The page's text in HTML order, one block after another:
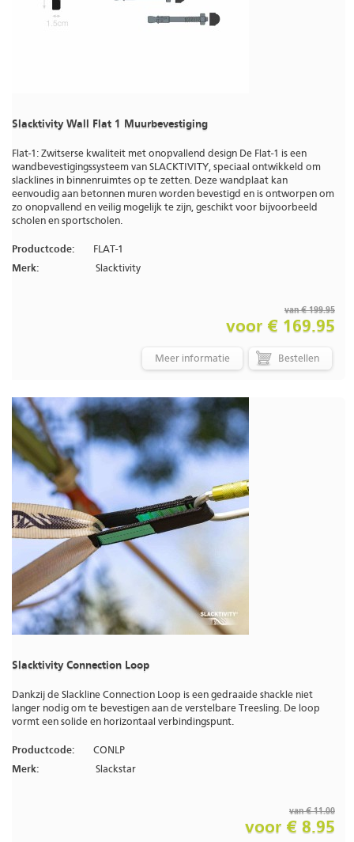
Slacktivity Wall Flat 1 Muurbevestiging
Flat-1: Zwitserse kwaliteit met onopvallend design De Flat-1 is een
wandbevestigingssysteem van SLACKTIVITY, speciaal ontwikkeld om
slacklines in binnenruimtes op te zetten. Deze wandplaat kan
eenvoudig aan betonnen muren worden bevestigd en is ontworpen om
zo onopvallend en veilig mogelijk te zijn, geschikt voor bijvoorbeeld
scholen en sportscholen.
Productcode:
FLAT-1
Merk:
Slacktivity
van € 199.95
voor € 169.95
Meer informatie
Slacktivity Connection Loop
Dankzij de Slackline Connection Loop is een gedraaide shackle niet
langer nodig om te bevestigen aan de verstelbare Treesling. De loop
vormt een solide en horizontaal verbindingspunt.
Productcode:
CONLP
Merk:
Slackstar
van € 11.00
voor € 8.95